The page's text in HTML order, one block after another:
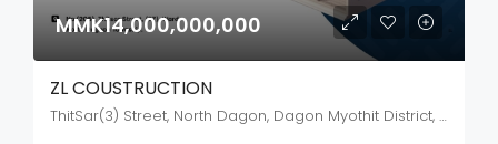
MMK14,000,000,000
ZL COUSTRUCTION
ThitSar(3) Street, North Dagon, Dagon Myothit District, Yangon City, Yangon, 44272, Myanmar